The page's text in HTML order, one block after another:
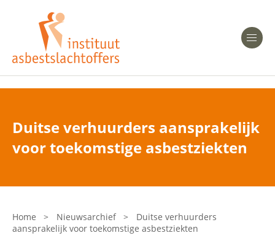
Heeft u Mesothelioom?
Heeft u Asbestose?
Asbest en Gezondheid
Laatste nieuws
Onze organisatie
Duitse verhuurders aansprakelijk
voor toekomstige asbestziekten
Home > Nieuwsarchief >
Duitse verhuurders
aansprakelijk voor toekomstige asbestziekten